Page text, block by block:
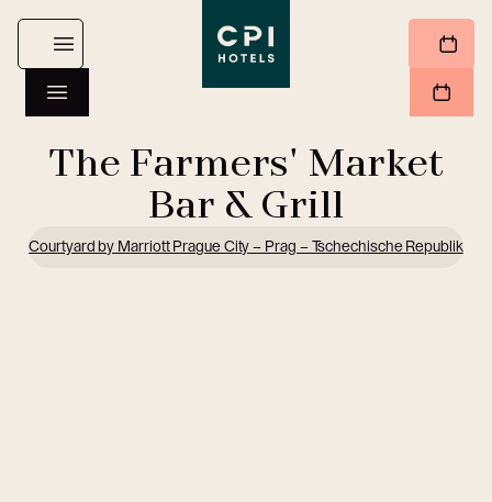
The Farmers' Market
Bar & Grill
Courtyard by Marriott Prague City – Prag – Tschechische Republik